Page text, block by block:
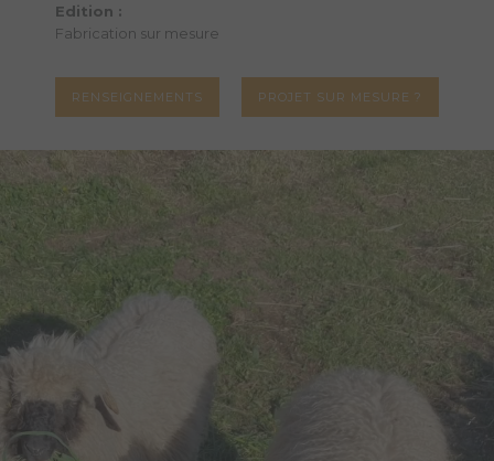
Edition :
Fabrication sur mesure
RENSEIGNEMENTS PROJET SUR MESURE ?